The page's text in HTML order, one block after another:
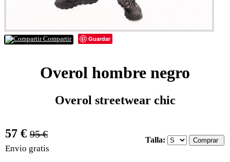
Compartir Guardar
Overol hombre negro
Overol streetwear chic
57 € 95 €
Envio gratis
Talla: